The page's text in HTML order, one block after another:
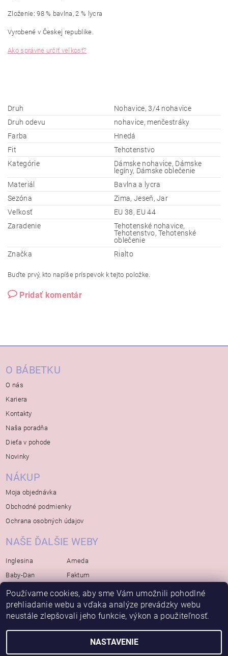
Zloženie: 98 % bavlna, 2 % lycra
Vyrobené v Českej republike.
Ako správne určiť veľkosť?
Druh
Nohavice, 3/4 nohavice
Druh odevu
nohavice, menčestráky
Farba
Hnedá
Fit
Tehotenstvo
Kategórie
Dámske nohavice, Dámske
legíny, Dámske oblečenie
Materiál
Bavlna a lycra
Sezóna
Zima, Jeseň, Jar
Veľkosť
EU 38, EU 44
Zaradenie
Tehotenské nohavice,
Tehotenstvo, Tehotenské
oblečenie
Značka
Rialto
Buďte prvý, kto napíše príspevok k tejto položke.
Pridať komentár
O BÁBETKU
O nás
Kariera
Kontakty
Naša poradňa
Dieťa v pohode
Novinky
NÁKUP
Moja objednávka
Obchodné podmienky
Ochrana osobných údajov
NAŠE ĎALŠIE WEBY
Inglesina
Baby-Dan
Rialto
Bébé-Jou
Avova
Ameda
Faktum
Koelstra
Bambino-Mio
Používame cookies, aby sme Vám umožnili pohodlné
prehliadanie webu a vďaka analýze prevádzky webu
neustále zlepšovali jeho funkcie, výkon a použiteľnosť.
NASTAVENIE